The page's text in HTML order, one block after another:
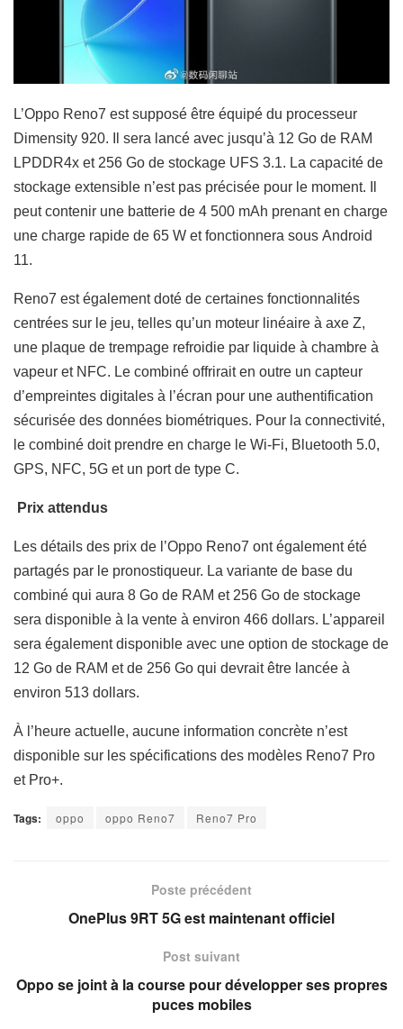
L’Oppo Reno7 est supposé être équipé du processeur
Dimensity 920. Il sera lancé avec jusqu’à 12 Go de RAM
LPDDR4x et 256 Go de stockage UFS 3.1. La capacité de
stockage extensible n’est pas précisée pour le moment. Il
peut contenir une batterie de 4 500 mAh prenant en charge
une charge rapide de 65 W et fonctionnera sous Android
11.
Reno7 est également doté de certaines fonctionnalités
centrées sur le jeu, telles qu’un moteur linéaire à axe Z,
une plaque de trempage refroidie par liquide à chambre à
vapeur et NFC. Le combiné offrirait en outre un capteur
d’empreintes digitales à l’écran pour une authentification
sécurisée des données biométriques. Pour la connectivité,
le combiné doit prendre en charge le Wi-Fi, Bluetooth 5.0,
GPS, NFC, 5G et un port de type C.
Prix attendus
Les détails des prix de l’Oppo Reno7 ont également été
partagés par le pronostiqueur. La variante de base du
combiné qui aura 8 Go de RAM et 256 Go de stockage
sera disponible à la vente à environ 466 dollars. L’appareil
sera également disponible avec une option de stockage de
12 Go de RAM et de 256 Go qui devrait être lancée à
environ 513 dollars.
À l’heure actuelle, aucune information concrète n’est
disponible sur les spécifications des modèles Reno7 Pro
et Pro+.
Tags: oppo oppo Reno7 Reno7 Pro
Poste précédent
OnePlus 9RT 5G est maintenant officiel
Post suivant
Oppo se joint à la course pour développer ses propres
puces mobiles